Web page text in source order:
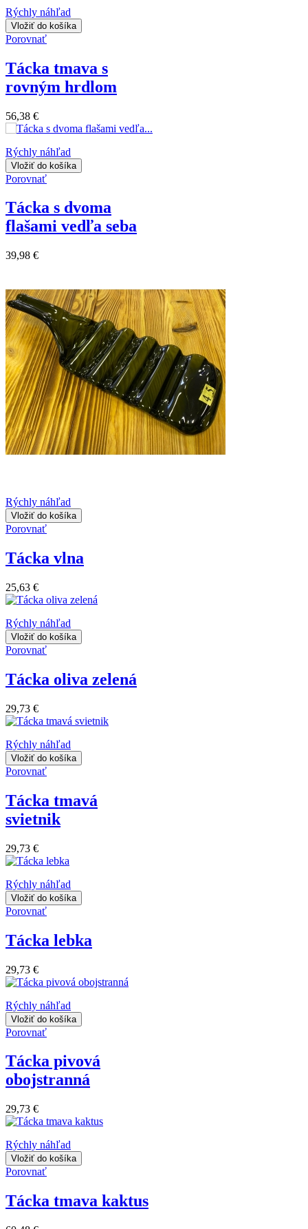
Rýchly náhľad
Vložiť do košíka
Porovnať
Tácka tmava s
rovným hrdlom
56,38 €
Rýchly náhľad
Vložiť do košíka
Porovnať
Tácka s dvoma
flašami vedľa seba
39,98 €
Rýchly náhľad
Vložiť do košíka
Porovnať
Tácka vlna
25,63 €
Rýchly náhľad
Vložiť do košíka
Porovnať
Tácka oliva zelená
29,73 €
Rýchly náhľad
Vložiť do košíka
Porovnať
Tácka tmavá
svietnik
29,73 €
Rýchly náhľad
Vložiť do košíka
Porovnať
Tácka lebka
29,73 €
Rýchly náhľad
Vložiť do košíka
Porovnať
Tácka pivová
obojstranná
29,73 €
Rýchly náhľad
Vložiť do košíka
Porovnať
Tácka tmava kaktus